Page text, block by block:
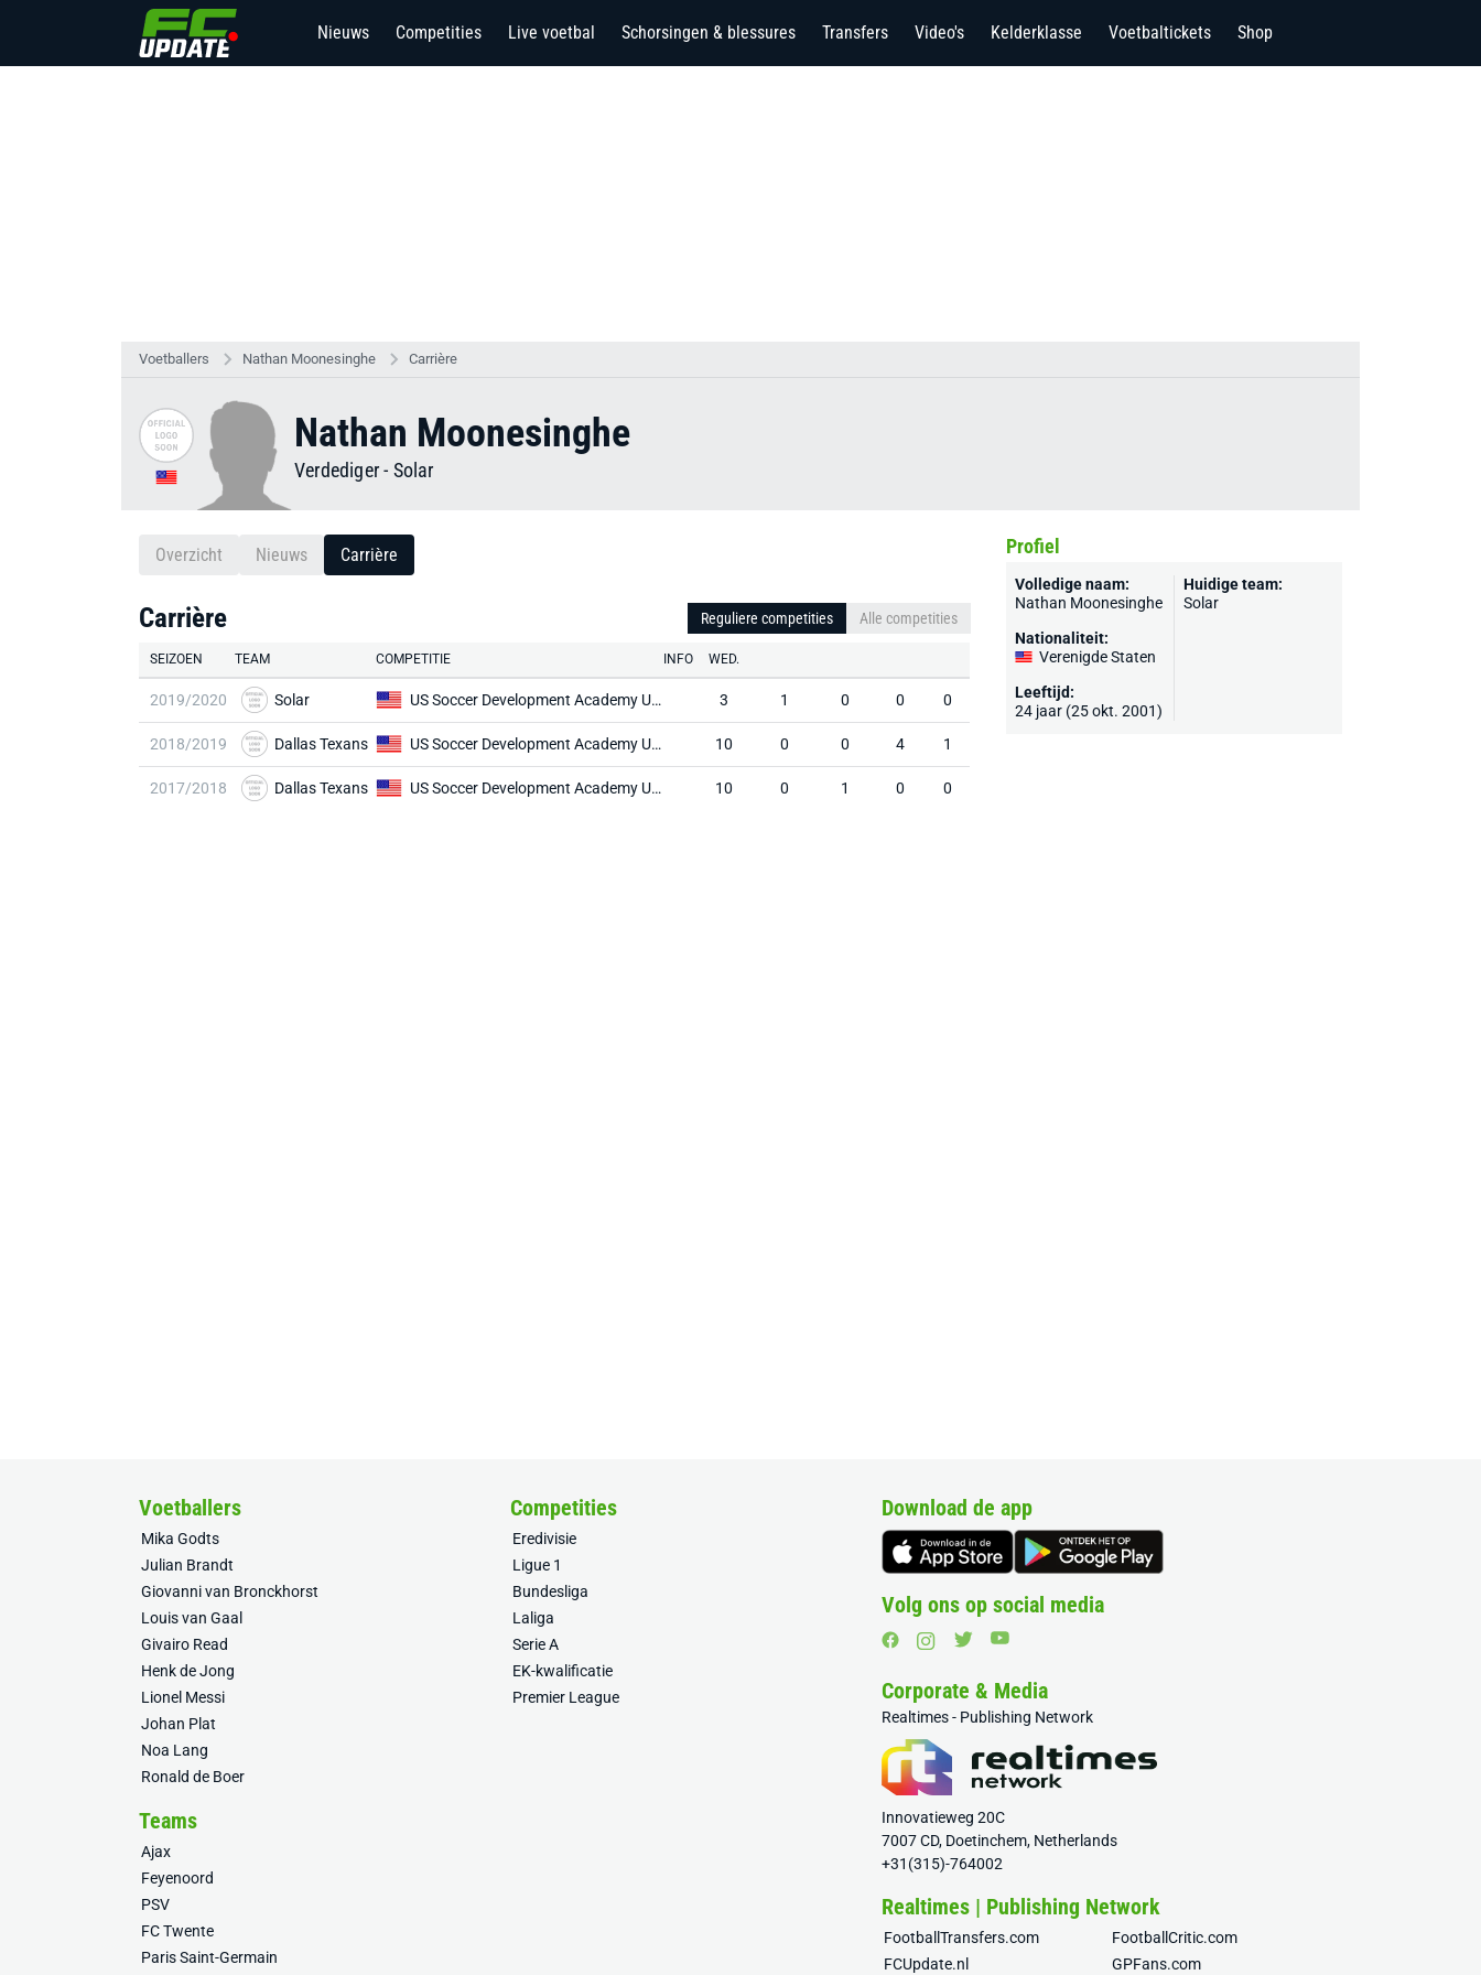
Nieuws Competities Live voetbal Schorsingen & blessures Transfers Video's Kelderklasse Voetbaltickets Shop
Voetballers Nathan Moonesinghe Carrière
Nathan Moonesinghe
Verdediger- Solar
Overzicht Nieuws Carrière
Carrière Reguliere competities Alle competities
SEIZOEN TEAM COMPETITIE INFO WED.
2019/2020 Solar US Soccer Development Academy U18/19 3 1 0 0 0
2018/2019 Dallas Texans US Soccer Development Academy U18/19 10 0 0 4 1
2017/2018 Dallas Texans US Soccer Development Academy U16/17 10 0 1 0 0
Profiel
Volledige naam:
Nathan Moonesinghe
Nationaliteit:
Verenigde Staten
Leeftijd:
24 jaar (25 okt. 2001)
Huidige team:
Solar
Voetballers
Mika Godts
Julian Brandt
Giovanni van Bronckhorst
Louis van Gaal
Givairo Read
Henk de Jong
Lionel Messi
Johan Plat
Noa Lang
Ronald de Boer
Competities
Eredivisie
Ligue 1
Bundesliga
Laliga
Serie A
EK-kwalificatie
Premier League
Teams
Ajax
Feyenoord
PSV
FC Twente
Paris Saint-Germain
Download de app
Volg ons op social media
Corporate & Media
Realtimes - Publishing Network
Innovatieweg 20C
7007 CD, Doetinchem, Netherlands
+31(315)-764002
Realtimes | Publishing Network
FootballTransfers.com
FootballCritic.com
FCUpdate.nl
GPFans.com